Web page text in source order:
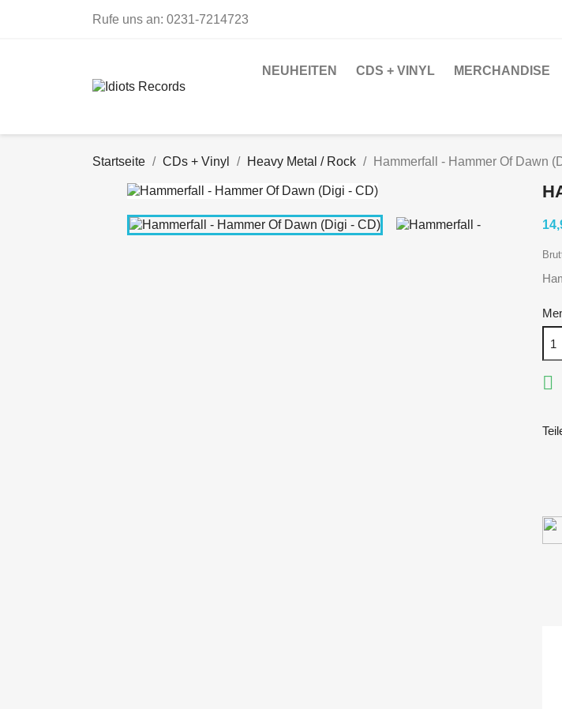
Rufe uns an: 0231-7214723
NEUHEITEN CDS + VINYL MERCHANDISE
Startseite CDs + Vinyl Heavy Metal / Rock Hammerfall - Hammer Of Dawn
